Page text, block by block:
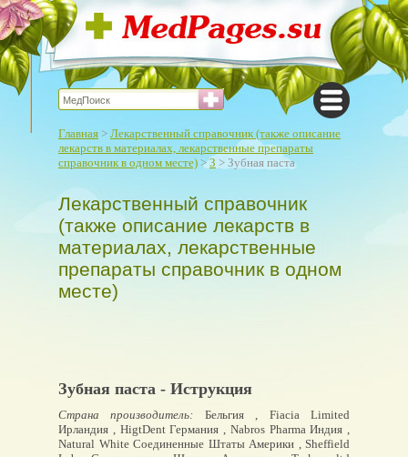
Главная > Лекарственный справочник (также описание
лекарств в материалах, лекарственные препараты
справочник в одном месте) >З > Зубная паста
Лекарственный справочник
(также описание лекарств в
материалах, лекарственные
препараты справочник в одном
месте)
Зубная паста - Иструкция
Страна производитель: Бельгия , Fiacia Limited
Ирландия , HigtDent Германия , Nabros Pharma Индия ,
Natural White Соединенные Штаты Америки , Sheffield